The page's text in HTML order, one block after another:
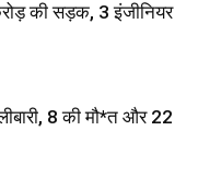
की सड़क, 3 इंजीनियर
8 की मौ*त और 22